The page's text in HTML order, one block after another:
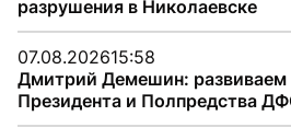
разрушения в Николаевске
07.08.202615:58
Дмитрий Демешин: развиваем
Президента и Полпредства